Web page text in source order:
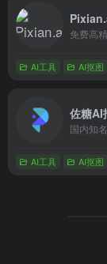
免费高
AI工具 AI抠图
佐糖AI
国内知
AI工具 AI抠图